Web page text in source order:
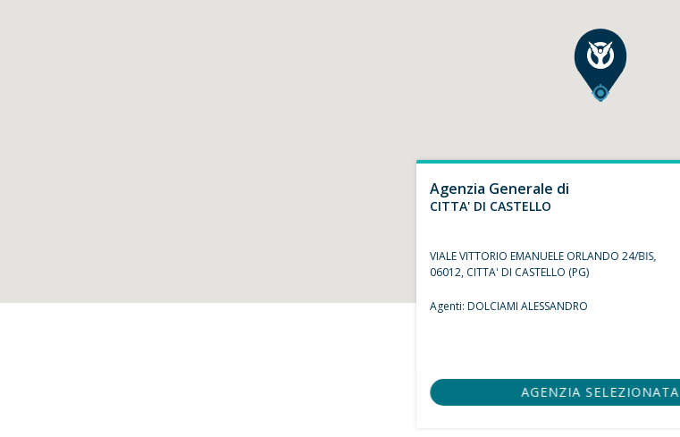
Agenzia Generale di
CITTA' DI CASTELLO
VIALE VITTORIO EMANUELE ORLANDO 24/BIS,
06012, CITTA' DI CASTELLO (PG)
Agenti:DOLCIAMI ALESSANDRO
AGENZIA SELEZIONATA